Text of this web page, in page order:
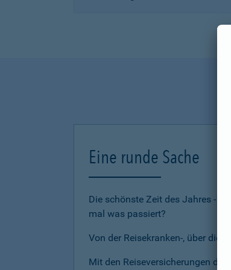
Eine runde Sache
Die schönste Zeit des Jahres -
mal was passiert?
Von der Reisekranken-, über die
Mit den Reiseversicherungen der